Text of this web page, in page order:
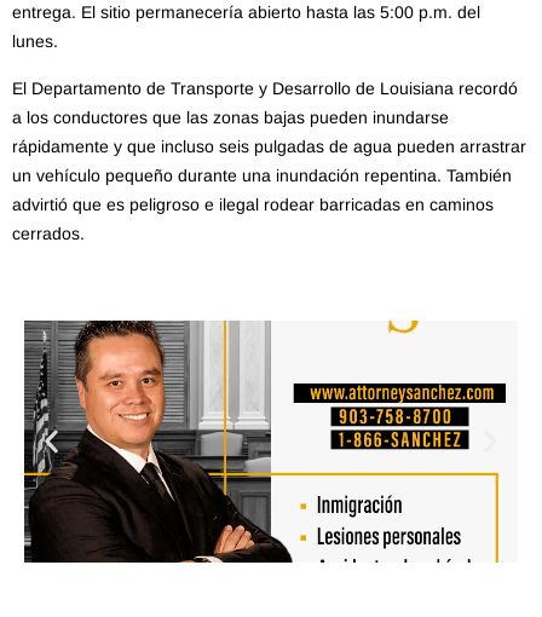
entrega. El sitio permanecería abierto hasta las 5:00 p.m. del
lunes.
El Departamento de Transporte y Desarrollo de Louisiana recordó
a los conductores que las zonas bajas pueden inundarse
rápidamente y que incluso seis pulgadas de agua pueden arrastrar
un vehículo pequeño durante una inundación repentina. También
advirtió que es peligroso e ilegal rodear barricadas en caminos
cerrados.